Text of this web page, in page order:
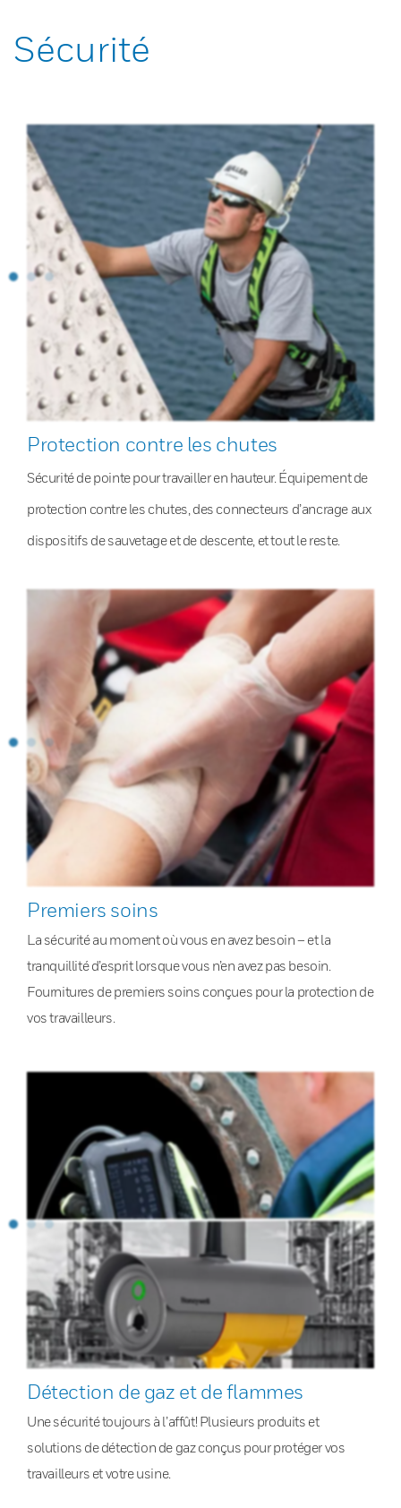
Sécurité
Protection contre les chutes
Sécurité de pointe pour travailler en hauteur. Équipement de
protection contre les chutes, des connecteurs d’ancrage aux
dispositifs de sauvetage et de descente, et tout le reste.
Premiers soins
La sécurité au moment où vous en avez besoin – et la
tranquillité d’esprit lorsque vous n’en avez pas besoin.
Fournitures de premiers soins conçues pour la protection de
vos travailleurs.
Détection de gaz et de flammes
Une sécurité toujours à l’affût! Plusieurs produits et
solutions de détection de gaz conçus pour protéger vos
travailleurs et votre usine.